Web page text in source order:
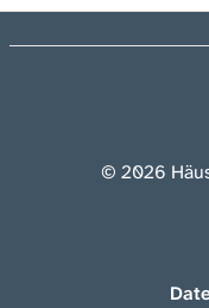
© 2026